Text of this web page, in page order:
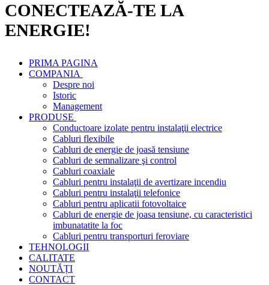
CONECTEAZĂ-TE LA
ENERGIE!
PRIMA PAGINA
COMPANIA
Despre noi
Istoric
Management
PRODUSE
Conductoare izolate pentru instalaţii electrice
Cabluri flexibile
Cabluri de energie de joasă tensiune
Cabluri de semnalizare şi control
Cabluri coaxiale
Cabluri pentru instalaţii de avertizare incendiu
Cabluri pentru instalaţii telefonice
Cabluri pentru aplicatii fotovoltaice
Cabluri de energie de joasa tensiune, cu caracteristici
imbunatatite la foc
Cabluri pentru transporturi feroviare
TEHNOLOGII
CALITATE
NOUTĂȚI
CONTACT